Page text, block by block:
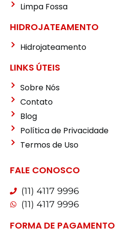
Limpa Fossa
HIDROJATEAMENTO
Hidrojateamento
LINKS ÚTEIS
Sobre Nós
Contato
Blog
Política de Privacidade
Termos de Uso
FALE CONOSCO
(11) 4117 9996
(11) 4117 9996
FORMA DE PAGAMENTO